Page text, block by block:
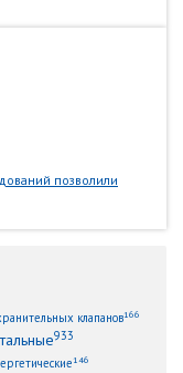
позволили
клапанов166
933
146